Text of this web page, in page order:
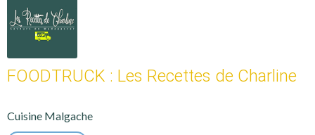
FOODTRUCK : Les Recettes de Charline
Cuisine Malgache